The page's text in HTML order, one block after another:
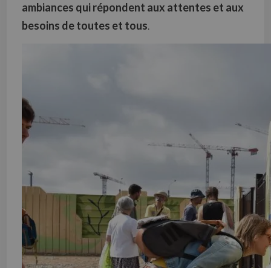
ambiances qui répondent aux attentes et aux
besoins de toutes et tous.